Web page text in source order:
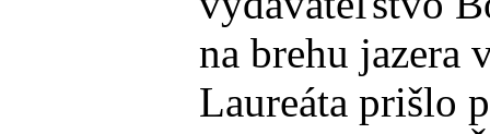
na brehu jazera
Laureáta prišlo